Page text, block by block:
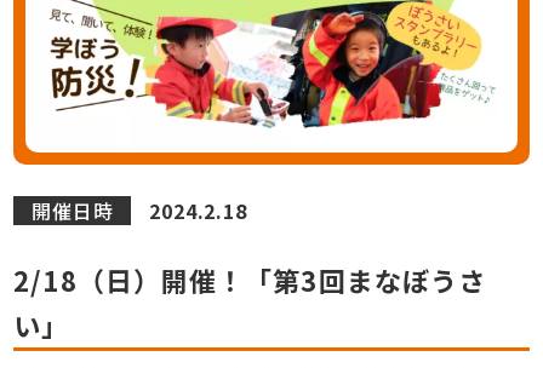
開催日時 2024.2.18
2/18（日）開催！「第3回まなぼうさ
い」